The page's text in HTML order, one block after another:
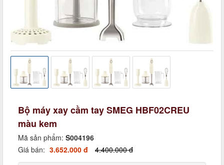
Bộ máy xay cầm tay SMEG HBF02CREU
màu kem
Mã sản phẩm: S004196
Giá bán: 3.652.000 đ 4.400.000 đ